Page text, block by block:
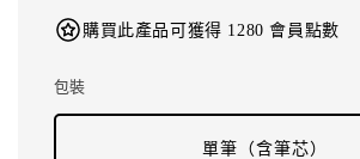
購買此產品可獲得 1280 會員點數
包裝
單筆（含筆芯）